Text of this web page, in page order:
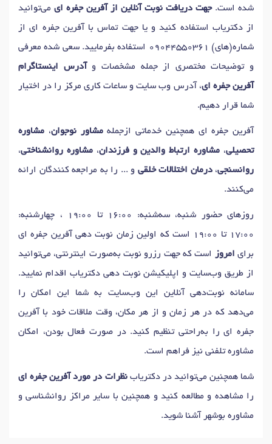
اضطراب اجتماعی
افسردگی پس از زایمان
درمان اختلالات اضطرابی و استرس
دکتر مشاور سوگ و فقداندر بوشهر
دکتر مشاوره آنلاین و تلفنی در بوشهر دکتر مشاوره خودشناسیدر بوشهر
دکتر مشاوره کودک و نوجوان در بوشهر دکتر استعدادیابی در بوشهر
شده است.جهت دریافت نوبت آنلاین از آفرین جفره ای می‌توانید
از دکتریاب استفاده کنید و یا جهت تماس با آفرین جفره ای از
شماره(های) 09044550361 استفاده بفرمایید. سعی شده معرفی
و توضیحات مختصری از جمله مشخصات و آدرس اینستاگرام
آفرین جفره ای، آدرس وب سایت و ساعات کاری مرکز را در اختیار
شما قرار دهیم.
آفرین جفره ای همچنین خدماتی ازجملهمشاور نوجوان، مشاوره
تحصیلی، مشاوره ارتباط والدین و فرزندان،مشاوره روانشناختی،
روانسنجی،درمان اختلالات خلقی و ... را به مراجعه کنندگان ارائه
می‌کنند.
روزهای حضور شنبه، سه‌شنبه: 16:00 تا 19:00 ، چهارشنبه:
17:00 تا 19:00 است که اولین زمان نوبت دهی آفرین جفره ای
برای امروز
است که جهت رزرو نوبت به‌صورت اینترنتی، می‌توانید
از طریق وب‌سایت و اپلیکیشن نوبت دهی دکتریاب اقدام نمایید.
سامانه نوبت‌دهی آنلاین این وب‌سایت به شما این امکان را
می‌دهد که در هر زمان و از هر مکان، وقت ملاقات خود با آفرین
جفره ای را به‌راحتی تنظیم کنید. در صورت فعال بودن، امکان
مشاوره تلفنی نیز فراهم است.
شما همچنین می‌توانید در دکتریابنظرات در مورد آفرین جفره ای
را مشاهده و مطالعه کنید و همچنین با سایر مراکز روانشناسی و
مشاوره بوشهر آشنا شوید.